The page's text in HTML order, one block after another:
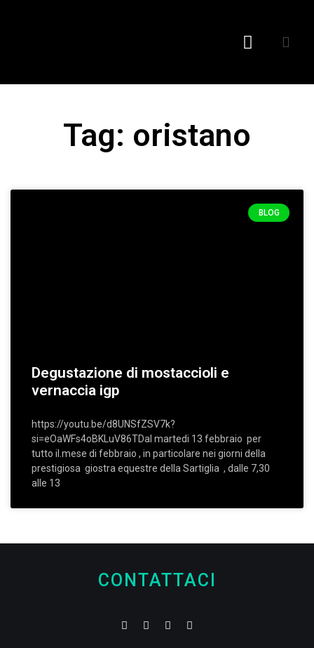
Tag: oristano
BLOG
Degustazione di mostaccioli e
vernaccia igp
https://youtu.be/d8UNSfZSV7k?
si=eOaWFs4oBKLuV86TDal martedi 13 febbraio per
tutto il.mese di febbraio , in particolare nei giorni della
prestigiosa giostra equestre della Sartiglia , dalle 7,30
alle 13
CONTATTACI